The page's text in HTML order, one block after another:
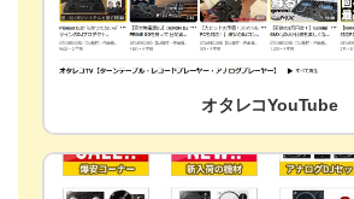
オタレコYouTube